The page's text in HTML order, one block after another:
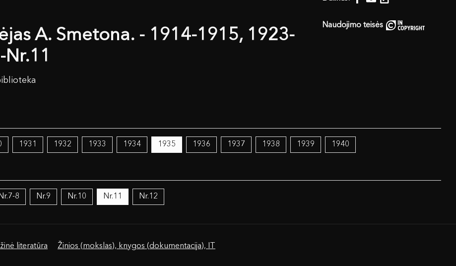
A. Smetona. - 1914-1915, 1923-
Naudojimo teisės
1931 1932 1933 1934 1935 1936 1937 1938 1939 1940
8 Nr.9 Nr.10 Nr.11 Nr.12
literatūra Žinios (mokslas), knygos (dokumentacija), IT